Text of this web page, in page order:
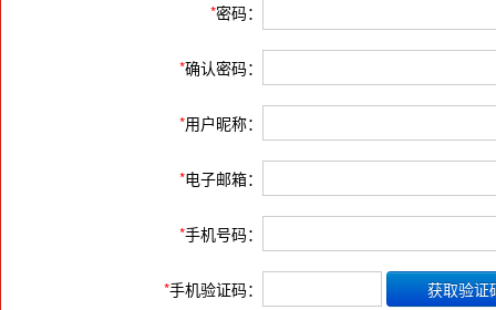
*密码：
*确认密码：
*用户昵称：
*电子邮箱：
*手机号码：
*手机验证码：